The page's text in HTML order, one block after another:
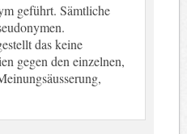
geführt. Sämtliche
das keine
gegen den einzelnen,